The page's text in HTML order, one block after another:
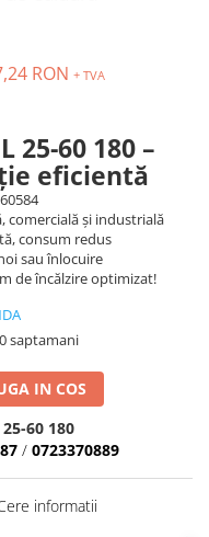
RON + TVA
25-60 180 –
eficientă
comercială și industrială
consum redus
sau înlocuire
de încălzire optimizat!
saptamani
IN COS
60 180
/ 0723370889
informatii